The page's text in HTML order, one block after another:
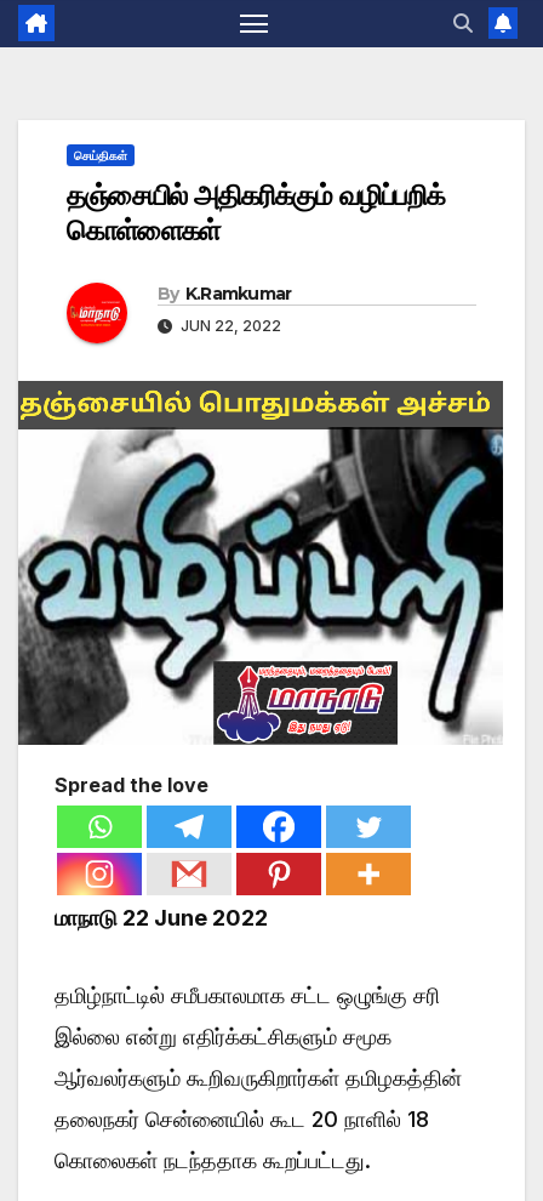
செய்திகள்
தஞ்சையில் அதிகரிக்கும் வழிப்பறிக்
கொள்ளைகள்
By K.Ramkumar
JUN 22, 2022
Spread the love
மாநாடு 22 June 2022
தமிழ்நாட்டில் சமீபகாலமாக சட்ட ஒழுங்கு சரி
இல்லை என்று எதிர்க்கட்சிகளும் சமூக
ஆர்வலர்களும் கூறிவருகிறார்கள் தமிழகத்தின்
தலைநகர் சென்னையில் கூட 20 நாளில் 18
கொலைகள் நடந்ததாக கூறப்பட்டது.